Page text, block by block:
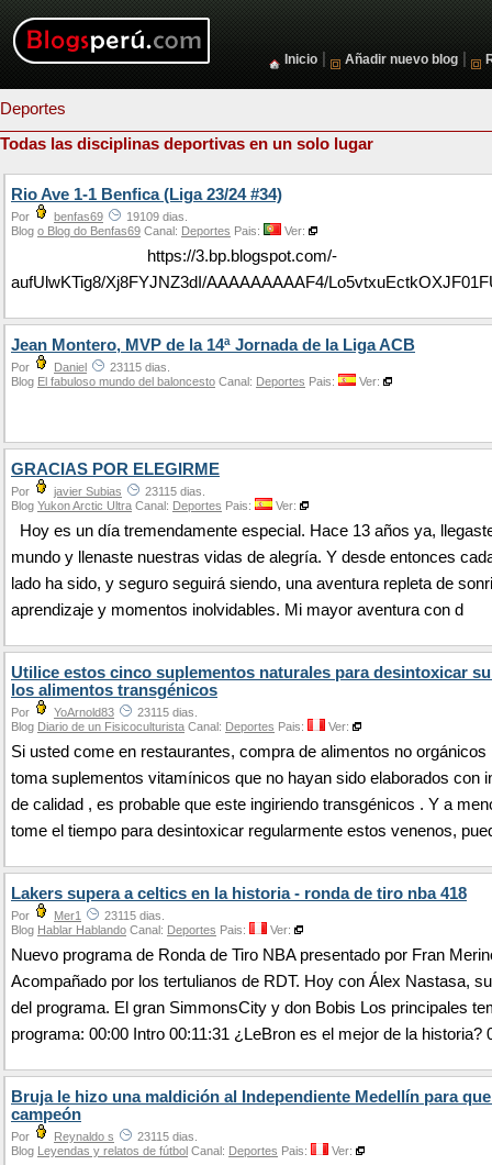
Inicio Añadir nuevo blog
Deportes
Todas las disciplinas deportivas en un solo lugar
Rio Ave 1-1 Benfica (Liga 23/24 #34)
Por benfas69
19109 dias.
Blog o Blog do Benfas69 Canal: Deportes Pais: Ver:
https://3.bp.blogspot.com/-
aufUlwKTig8/Xj8FYJNZ3dI/AAAAAAAAAF4/
Jean Montero, MVP de la 14ª Jornada de la Liga ACB
Por Daniel
23115 dias.
Blog El fabuloso mundo del baloncesto Canal: Deportes Pais: Ver:
GRACIAS POR ELEGIRME
Por javier Subias
23115 dias.
Blog Yukon Arctic Ultra Canal: Deportes Pais: Ver:
Hoy es un día tremendamente especial. Hace 13 años ya,
mundo y llenaste nuestras vidas de alegría. Y desde entonces
lado ha sido, y seguro seguirá siendo, una aventura repleta de
aprendizaje y momentos inolvidables. Mi mayor aventura con d
Utilice estos cinco suplementos naturales para desintoxicar
los alimentos transgénicos
Por YoArnold83
23115 dias.
Blog Diario de un Fisicoculturista Canal: Deportes Pais: Ver:
Si usted come en restaurantes, compra de alimentos no orgánicos
toma suplementos vitamínicos que no hayan sido elaborados con
de calidad , es probable que este ingiriendo transgénicos . Y a
tome el tiempo para desintoxicar regularmente estos venenos,
Lakers supera a celtics en la historia - ronda de tiro nba 418
Por Mer1
23115 dias.
Blog Hablar Hablando Canal: Deportes Pais: Ver:
Nuevo programa de Ronda de Tiro NBA presentado por Fran
Acompañado por los tertulianos de RDT. Hoy con Álex Nastasa,
del programa. El gran SimmonsCity y don Bobis Los principales
programa: 00:00 Intro 00:11:31 ¿LeBron es el mejor de la historia?
Bruja le hizo una maldición al Independiente Medellín para
campeón
Por Reynaldo s
23115 dias.
Blog Leyendas y relatos de fútbol Canal: Deportes Pais: Ver: